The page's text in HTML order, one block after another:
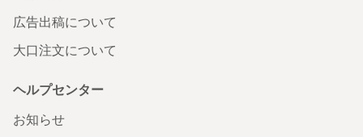
広告出稿について
大口注文について
ヘルプセンター
お知らせ